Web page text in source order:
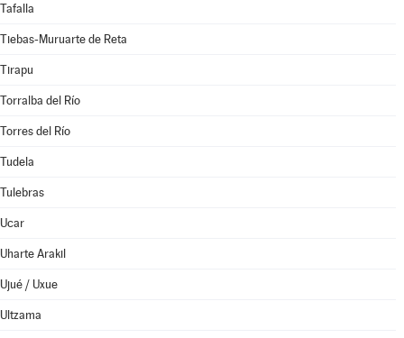
Tafalla
Tiebas-Muruarte de Reta
Tirapu
Torralba del Río
Torres del Río
Tudela
Tulebras
Ucar
Uharte Arakil
Ujué / Uxue
Ultzama